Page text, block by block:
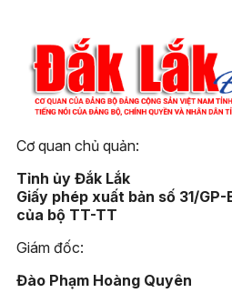
Cơ quan chủ quản:
Tỉnh ủy Đắk Lắk
Giấy phép xuất bản số 31/
của bộ TT-TT
Giám đốc:
Đào Phạm Hoàng Quyên